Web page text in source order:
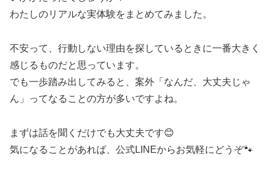
わたしのリアルな実体験をまとめてみました。
不安って、行動しない理由を探しているときに一番大きく
感じるものだと思っています。
でも一歩踏み出してみると、案外「なんだ、大丈夫じゃ
ん」ってなることの方が多いですよね。
まずは話を聞くだけでも大丈夫です😊
気になることがあれば、公式LINEからお気軽にどうぞ🐾